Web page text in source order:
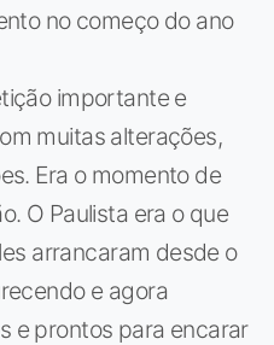
no começo do ano
importante e
muitas alterações,
Era o momento de
O Paulista era o que
arrancaram desde o
e agora
e prontos para encarar